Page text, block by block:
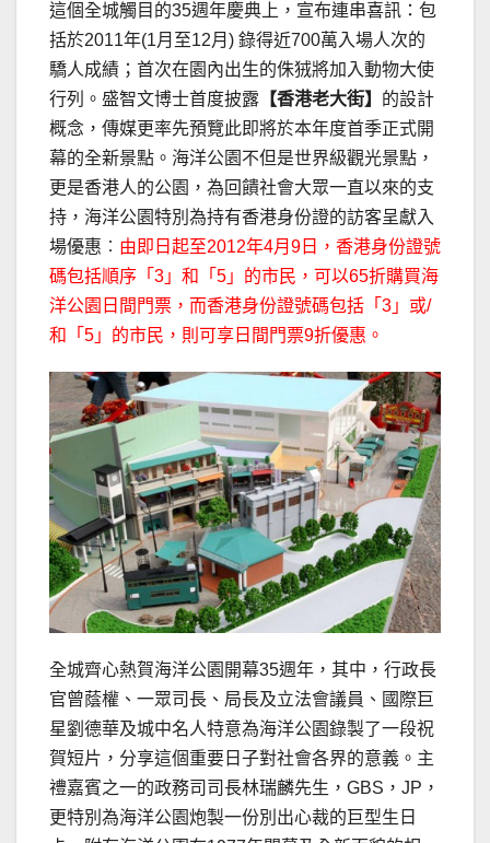
這個全城觸目的35週年慶典上，宣布連串喜訊：包
括於2011年(1月至12月) 錄得近700萬入場人次的
驕人成績；首次在園內出生的侏狨將加入動物大使
行列。盛智文博士首度披露 【香港老大街】 的設計
概念，傳媒更率先預覽此即將於本年度首季正式開
幕的全新景點。海洋公園不但是世界級觀光景點，
更是香港人的公園，為回饋社會大眾一直以來的支
持，海洋公園特別為持有香港身份證的訪客呈獻入
場優惠︰ 由即日起至2012年4月9日，香港身份證號
碼包括順序「3」和「5」的市民，可以65折購買海
洋公園日間門票，而香港身份證號碼包括「3」或/
和「5」的市民，則可享日間門票9折優惠。
全城齊心熱賀海洋公園開幕35週年，其中，行政長
官曾蔭權、一眾司長、局長及立法會議員、國際巨
星劉德華及城中名人特意為海洋公園錄製了一段祝
賀短片，分享這個重要日子對社會各界的意義。主
禮嘉賓之一的政務司司長林瑞麟先生，GBS，JP，
更特別為海洋公園炮製一份別出心裁的巨型生日